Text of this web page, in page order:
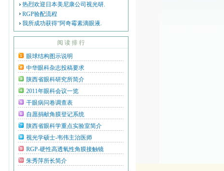
热烈欢迎日本美尼康公司视光研.
RGP验配流程
我所成功获得“阿奇霉素滴眼液.
阅 读 排 行
眼球结构图示说明
中华眼科杂志投稿要求
陕西省眼科研究所简介
2011年眼科会议一览
干眼病问卷调查表
自愿捐献角膜登记系统
陕西省眼科学重点实验室简介
视光学硕士-韦伟主治医师
RGP-硬性高透氧性角膜接触镜
朱秀萍所长简介